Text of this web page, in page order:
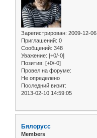
Зарегистрирован: 2009-12-06
Приглашений: 0
Сообщений: 348
Уважение: [+0/-0]
Позитив: [+0/-0]
Провел на форуме:
Не определено
Последний визит:
2013-02-10 14:59:05
Бялорусс
Members